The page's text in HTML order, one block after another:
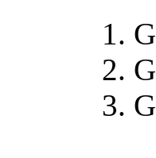
1.
2.
3.